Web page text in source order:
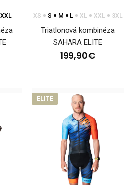
z veľmi pružného materiálu Espan•
diele podložený zips s vrch..
XXL XS S M L XL XXL 3XL
Triatlonová kombinéza
SAHARA ELITE
199,90€
ELITE